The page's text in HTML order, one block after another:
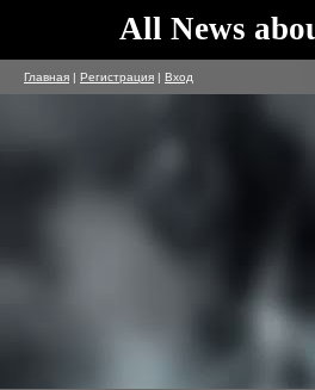
All News
Главная | Регистрация | Вход